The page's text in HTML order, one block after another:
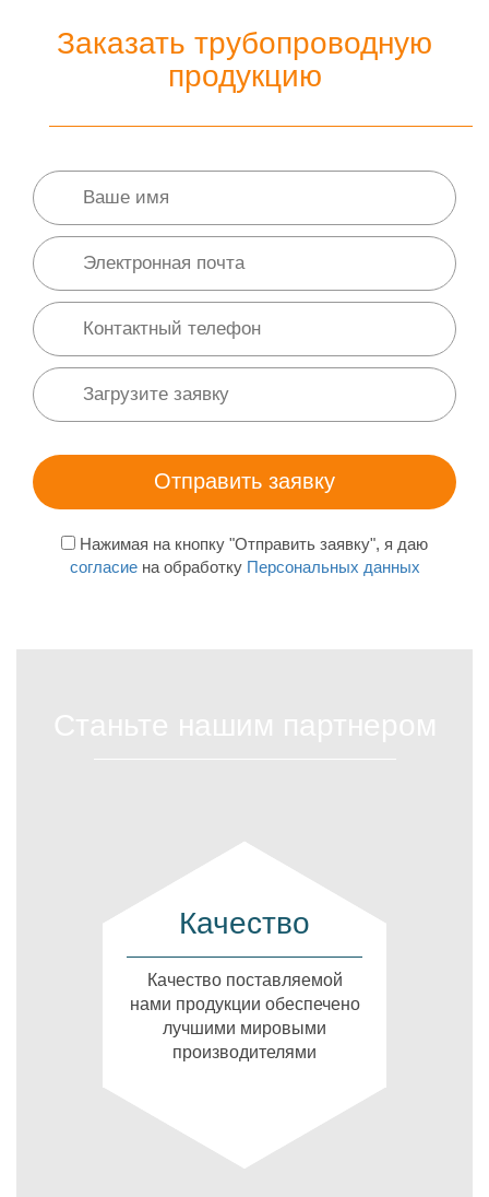
Заказать трубопроводную
продукцию
Нажимая на кнопку "Отправить заявку", я даю
согласиена обработку Персональных данных
Качество
Качество поставляемой
нами продукции обеспечено
лучшими мировыми
производителями